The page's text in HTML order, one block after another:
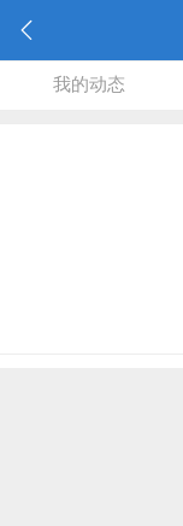
我的动态